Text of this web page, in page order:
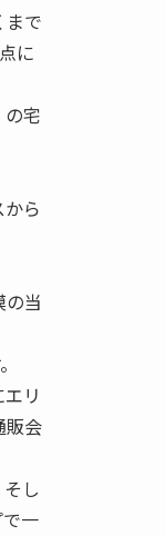
まで
に
宅
ら
当
リ
販会
し
一